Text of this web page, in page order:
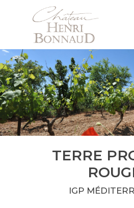
Hit enter to search or ESC to
TERRE
IGP